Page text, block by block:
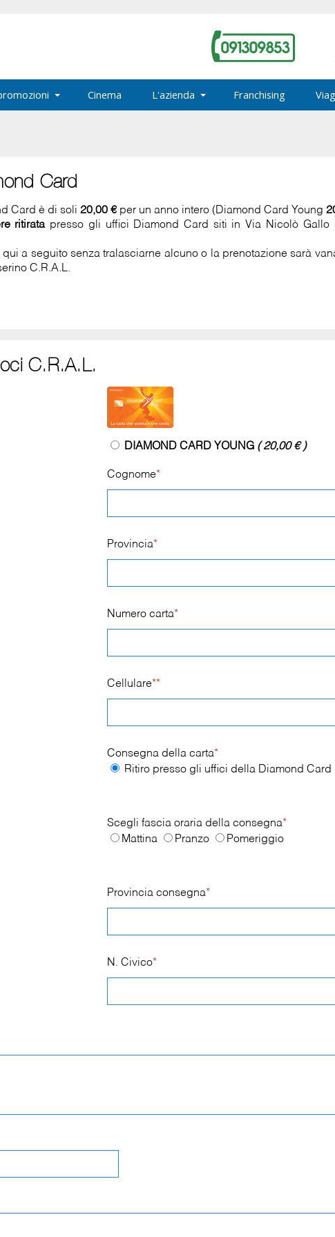
Cinema L'azienda Franchising
Card
Card è di soli20,00 €per un anno intero (Diamond Card Young
ritiratapresso gli uffici Diamond Card siti in Via Nicolò Gallo
a seguito senza tralasciarne alcuno o la prenotazione sarà
C.R.A.L.
C.R.A.L.
DIAMOND CARD YOUNG( 20,00 € )
Cognome*
Provincia*
Numero carta*
Cellulare**
Consegna della carta*
Ritiro presso gli uffici della Diamond Card
Scegli fascia oraria della consegna*
Mattina
Pranzo Pomeriggio
Provincia consegna*
N. Civico*